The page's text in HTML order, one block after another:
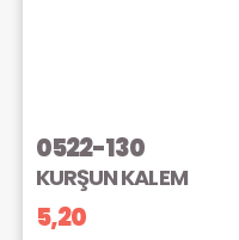
0522-130
KURŞUN KALEM
5,20